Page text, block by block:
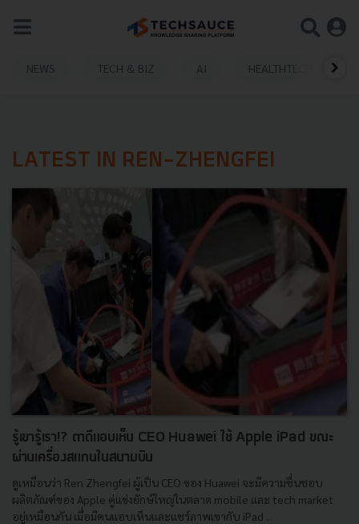
NEWS TECH & BIZ AI HEALTHTECH
LATEST IN REN-ZHENGFEI
รู้เขารู้เรา!? ตาดีแอบเห็น CEO Huawei ใช้ Apple iPad ขณะ
ผ่านเครื่องสแกนในสนามบิน
ดูเหมือนว่า Ren Zhengfei ผู้เป็น CEO ของ Huawei จะมีความชื่นชอบ
ผลิตภัณฑ์ของ Apple คู่แข่งยักษ์ใหญ่ในตลาด mobile และ tech market
อยู่เหมือนกัน เมื่อมีคนแอบเห็นและแชร์ภาพเขากับ iPad ...